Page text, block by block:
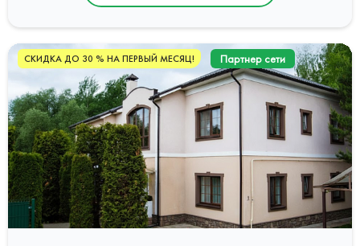
СКИДКА ДО 30 % НА ПЕРВЫЙ МЕСЯЦ! Партнер сети